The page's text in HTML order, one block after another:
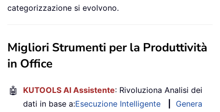
categorizzazione si evolvono.
Migliori Strumenti per la Produttività
in Office
🤖 KUTOOLS AI Assistente: Rivoluziona Analisi dei
dati in base a:Esecuzione Intelligente
Genera